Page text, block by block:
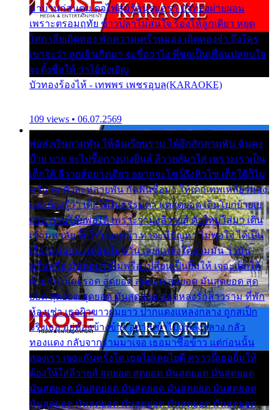
มาบานก่อนตูม ดุจไฟสุมร้อนรุมอุรา บัวทองผ่ายผอม
เพราะตรอมฤทัย ข้าวปลาไม่สนใจ ร้องไห้ลูกเดียว หยุด
โศก เสียเถิดทอง พักความเศร้าหมอง เถิดทองจ๋า ถึงใคร
เขาจะว่า ลูกเจ้าเกิดมา จะชื่อว่าไง พี่ขอเป็นเพื่อนปลอบใจ
จะตั้งชื่อให้ ว่าไอ้บังเอิญ
บัวทองร้องไห้ - เทพพร เพชรอุบล(KARAOKE)
109 views • 06.07.2569
พ่อส่งเงินสามพัน ให้ฉันเรียนราม ได้อีกสักสามพัน ฉันคง
บ๊าย บาย จะไปซื้อกางเกงยีนส์ ลีวายส์มาใส่ เพราะเราเป็น
เด็กใต้ ลีวายส์อย่างเดียว อยากจะโชว์ถึงหิวโซ เด็กใต้ก็ไม่
หวั่น ตกตัวละหลายพัน กัดฟันซื้อมา ให้เด็กเทพเหลียวมอง
และต้องรู้ว่า เด็กใต้ไม่ธรรมดา แต่สุดยอด เดินโยกย้ายเย
ยวน กวนโอ๊ยพอได้ เพราะว่านุ่งลีวายส์ ตัวใหม่ใส่มา เดิน
เข้ามหาลัย จิ๊กโก๊มองหน้า ท่าจะมีปัญหา ไม่พอใจ ได้เป็น
เรื่องแน่นอน แต่ฉันไม่หวั่น เลยแหลงใต้ถามมัน ว่ามัน
พรั่นพรือ มันตอบว่าไม่พรื่อ เปลี่ยนเป็นยิ้มให้ เจอะเด็กใต้
ด้วยกัน ก็เลยรอด สุดยอด สุดยอด สุดยอด มันสุดยอด สุด
ยอด สุดยอด สุดยอด มันสุดยอด แอบหลงรักสาวราม ที่พัก
ห้องเช่า เธอผิวขาวผมยาว ปากแดงแหลงกลาง ถูกสเป็ก
จริงเธอ อยู่ห้องข้างข้าง อยากเข้าไปแหลงกลาง กลัว
ทองแดง กลับจากรามมาเจอ เธอมาซื้อข้าว แต่ก่อนนั้น
สองเรา เจอะกันครั้งใด เธอไม่เคยไยดี คราวนี้เธอยิ้มให้
ต้องให้ใส่ลีวายส์ สุดยอด สุดยอด มันสุดยอด มันสุดยอด
มันสุดยอด มันสุดยอด มันสุดยอด มันสุดยอด มันสุดยอด
มันสุดยอด มันสุดยอด มันสุดยอด มันสุดยอด มันสุดยอด